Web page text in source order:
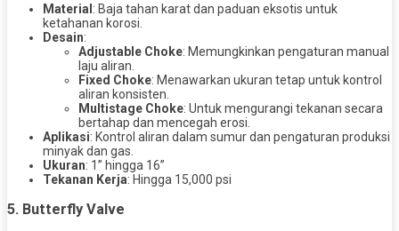
Material : Baja tahan karat dan paduan eksotis untuk
ketahanan korosi.
Desain:
Adjustable Choke: Memungkinkan pengaturan manual
laju aliran.
Fixed Choke: Menawarkan ukuran tetap untuk kontrol
aliran konsisten.
Multistage Choke: Untuk mengurangi tekanan secara
bertahap dan mencegah erosi.
Aplikasi: Kontrol aliran dalam sumur dan pengaturan produksi
minyak dan gas.
Ukuran: 1” hingga 16”
Tekanan Kerja: Hingga 15,000 psi
5. Butterfly Valve